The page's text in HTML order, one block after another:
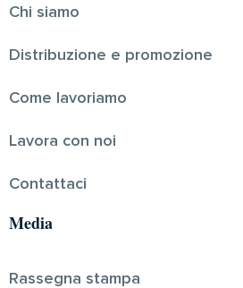
Chi siamo
Distribuzione e promozione
Come lavoriamo
Lavora con noi
Contattaci
Media
Rassegna stampa